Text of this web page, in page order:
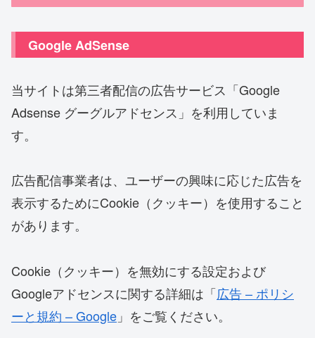
Google AdSense
当サイトは第三者配信の広告サービス「Google
Adsense グーグルアドセンス」を利用していま
す。
広告配信事業者は、ユーザーの興味に応じた広告を
表示するためにCookie（クッキー）を使用すること
があります。
Cookie（クッキー）を無効にする設定および
Googleアドセンスに関する詳細は「広告 – ポリシ
ーと規約 – Google 」をご覧ください。